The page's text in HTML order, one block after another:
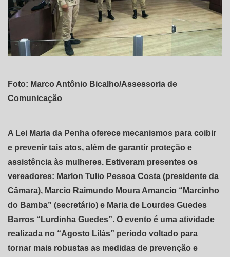
Foto: Marco Antônio Bicalho/Assessoria de
Comunicação
A Lei Maria da Penha oferece mecanismos para coibir
e prevenir tais atos, além de garantir proteção e
assistência às mulheres. Estiveram presentes os
vereadores: Marlon Tulio Pessoa Costa (presidente da
Câmara), Marcio Raimundo Moura Amancio “Marcinho
do Bamba” (secretário) e Maria de Lourdes Guedes
Barros “Lurdinha Guedes”. O evento é uma atividade
realizada no “Agosto Lilás” período voltado para
tornar mais robustas as medidas de prevenção e